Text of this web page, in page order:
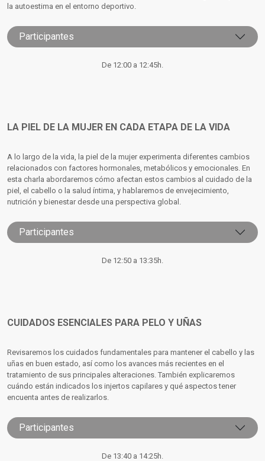
la autoestima en el entorno deportivo.
Participantes
De 12:00 a 12:45h.
LA PIEL DE LA MUJER EN CADA ETAPA DE LA VIDA
A lo largo de la vida, la piel de la mujer experimenta diferentes cambios
relacionados con factores hormonales, metabólicos y emocionales. En
esta charla abordaremos cómo afectan estos cambios al cuidado de la
piel, el cabello o la salud íntima, y hablaremos de envejecimiento,
nutrición y bienestar desde una perspectiva global.
Participantes
De 12:50 a 13:35h.
CUIDADOS ESENCIALES PARA PELO Y UÑAS
Revisaremos los cuidados fundamentales para mantener el cabello y las
uñas en buen estado, así como los avances más recientes en el
tratamiento de sus principales alteraciones. También explicaremos
cuándo están indicados los injertos capilares y qué aspectos tener
encuenta antes de realizarlos.
Participantes
De 13:40 a 14:25h.